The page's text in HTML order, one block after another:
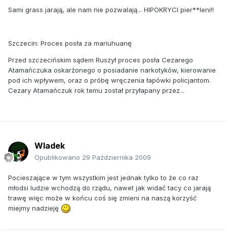
Sami grass jarają, ale nam nie pozwalają... HIPOKRYCI pier**leni!!
Szczecin: Proces posła za mariuhuanę
Przed szczecińskim sądem Ruszył proces posła Cezarego
Atamańczuka oskarżonego o posiadanie narkotyków, kierowanie
pod ich wpływem, oraz o próbę wręczenia łapówki policjantom.
Cezary Atamańczuk rok temu został przyłapany przez...
Wladek
Opublikowano 29 Października 2009
Pocieszające w tym wszystkim jest jednak tylko to że co raz
młodsi ludzie wchodzą do rządu, nawet jak widać tacy co jarają
trawę więc może w końcu coś się zmieni na naszą korzyść
miejmy nadzieję